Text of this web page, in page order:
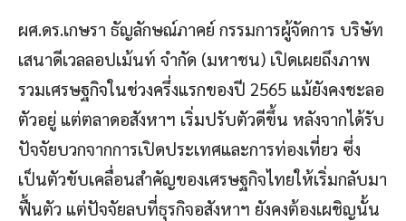
ผศ.ดร.เกษรา ธัญลักษณ์ภาคย์ กรรมการผู้จัดการ บริษัท
เสนาดีเวลลอปเม้นท์ จำกัด (มหาชน) เปิดเผยถึงภาพ
รวมเศรษฐกิจในช่วงครึ่งแรกของปี 2565 แม้ยังคงชะลอ
ตัวอยู่ แต่ตลาดอสังหาฯ เริ่มปรับตัวดีขึ้น หลังจากได้รับ
ปัจจัยบวกจากการเปิดประเทศและการท่องเที่ยว ซึ่ง
เป็นตัวขับเคลื่อนสำคัญของเศรษฐกิจไทยให้เริ่มกลับมา
ฟื้นตัว แต่ปัจจัยลบที่ธุรกิจอสังหาฯ ยังคงต้องเผชิญนั้น